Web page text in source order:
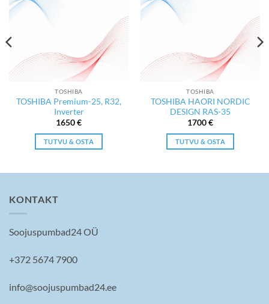
TOSHIBA
TOSHIBA Premium-25, R32,
Inverter
1650€
TUTVU & OSTA
TOSHIBA
TOSHIBA HAORI NORDIC
DESIGN RAS-35
1700€
TUTVU & OSTA
KONTAKT
Soojuspumbad24 OÜ
+372 5674 7900
info@soojuspumbad24.ee